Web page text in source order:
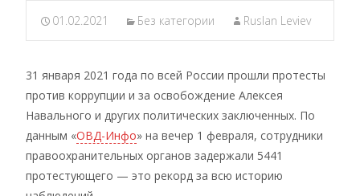
01.02.2021 Без категории Ruslan Leviev
31 января 2021 года по всей России прошли протесты
против коррупции и за освобождение Алексея
Навального и других политических заключенных. По
данным «ОВД-Инфо» на вечер 1 февраля, сотрудники
правоохранительных органов задержали 5441
протестующего — это рекорд за всю историю